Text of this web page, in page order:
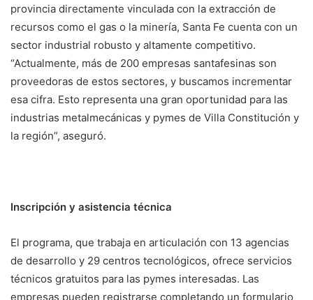
provincia directamente vinculada con la extracción de
recursos como el gas o la minería, Santa Fe cuenta con un
sector industrial robusto y altamente competitivo.
“Actualmente, más de 200 empresas santafesinas son
proveedoras de estos sectores, y buscamos incrementar
esa cifra. Esto representa una gran oportunidad para las
industrias metalmecánicas y pymes de Villa Constitución y
la región”, aseguró.
Inscripción y asistencia técnica
El programa, que trabaja en articulación con 13 agencias
de desarrollo y 29 centros tecnológicos, ofrece servicios
técnicos gratuitos para las pymes interesadas. Las
empresas pueden registrarse completando un formulario